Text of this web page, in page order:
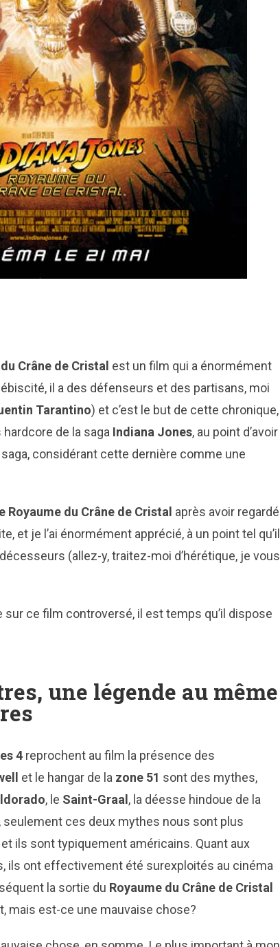
Crâne de Cristal est un film qui a énormément
il a des défenseurs et des partisans, moi
Tarantino) et c’est le but de cette chronique,
de la saga Indiana Jones, au point d’avoir
considérant cette dernière comme une
Royaume du Crâne de Cristal après avoir regardé
et je l’ai énormément apprécié, à un point tel qu’il
(allez-y, traitez-moi d’hérétique, je vous
sur ce film controversé, il est temps qu’il dispose
une légende au même
4reprochent au film la présence des
et le hangar de la zone 51 sont des mythes,
, le Saint-Graal , la déesse hindoue de la
seulement ces deux mythes nous sont plus
ils sont typiquement américains. Quant aux
ils ont effectivement été surexploités au cinéma
la sortie du Royaume du Crâne de Cristal
mais est-ce une mauvaise chose?